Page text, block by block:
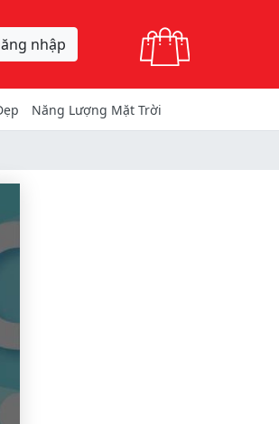
nhập
Năng Lượng Mặt Trời